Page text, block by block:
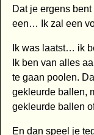
Dat je ergens
een… Ik zal een
Ik was laatst… ik
Ik ben van alles
te gaan poolen.
gekleurde ballen,
gekleurde ballen
En dan speel je